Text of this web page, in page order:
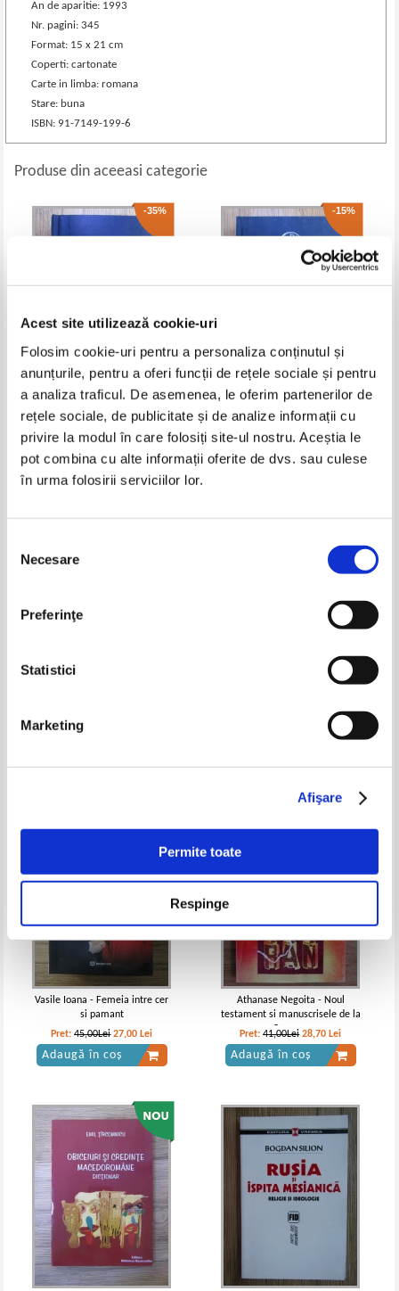
Acest site utilizează cookie-uri
Folosim cookie-uri pentru a personaliza conținutul și
anunțurile, pentru a oferi funcții de rețele sociale și pentru
a analiza traficul. De asemenea, le oferim partenerilor de
rețele sociale, de publicitate și de analize informații cu
privire la modul în care folosiți site-ul nostru. Aceștia le
pot combina cu alte informații oferite de dvs. sau culese
în urma folosirii serviciilor lor.
consimțământului
Necesare
Preferinţe
Statistici
Marketing
Afişare
Permite toate
Respinge
An de aparitie: 1993
Nr. pagini: 345
Format: 15 x 21 cm
Coperti: cartonate
Carte in limba: romana
Stare: buna
ISBN: 91-7149-199-6
Produse din aceeasi categorie
-35%
Das Neue Testament. Le
Nouveau Testament. Il Nuovo
Testamento. The New
Testament (2004)
Pret: 40,00Lei 26,00 Lei
Adaugă în coș
-15%
Talasie Libianul - Filocalia
sfintelor nevointe ale
desavarsirii (volumul 4)
Pret:80,00Lei 68,00 Lei
Adaugă în coș
ani in chipuri (editie facsimil,
100,00Lei
religiilor (volumul 1)
Lei
Vasile Ioana - Femeia intre cer
si pamant
Pret:45,00Lei 27,00 Lei
Adaugă în coș
Athanase Negoita - Noul
testament si manuscrisele de la
Qumran
Pret:41,00Lei 28,70 Lei
Adaugă în coș